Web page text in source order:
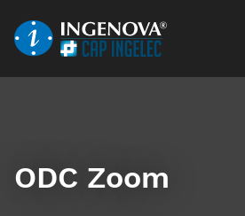
ODC Zoom